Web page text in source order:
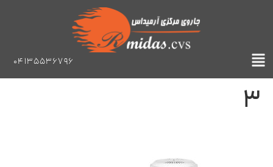
04135536796
3